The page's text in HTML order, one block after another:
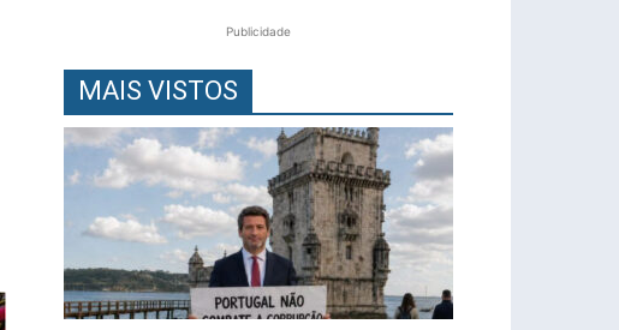
Publicidade
MAIS VISTOS